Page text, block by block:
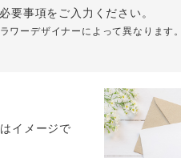
要事項をご入力ください。
ーデザイナーによって異なります。
イメージで